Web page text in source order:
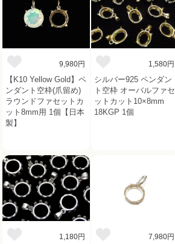
9,980円
【K10 Yellow Gold】ペ
ンダント空枠(爪留め)
ラウンドファセットカ
ット8mm用 1個【日本
製】
1,580円
シルバー925 ペンダン
ト空枠 オーバルファセ
ットカット10×8mm
18KGP 1個
1,180円 7,980円